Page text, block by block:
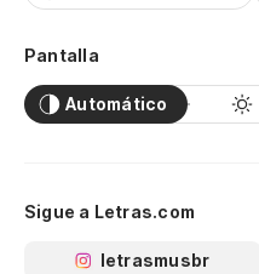
Pantalla
Automático
Sigue a Letras.com
letrasmusbr